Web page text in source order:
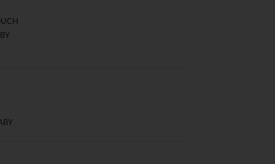
de confidentialité, en garantissant la conformité avec